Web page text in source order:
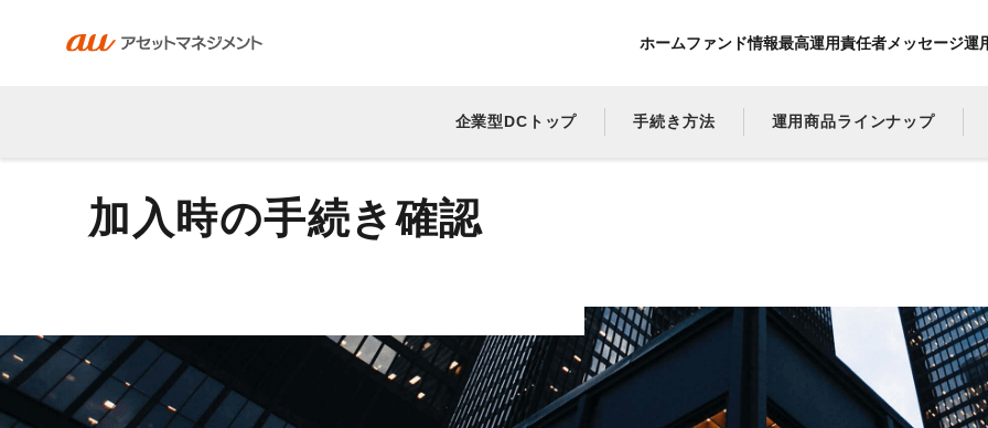
ホームファンド情報最高運用責任者メッセージ運
企業型DCトップ 手続き方法 運用商品ラインナップ
加入時の手続き確認